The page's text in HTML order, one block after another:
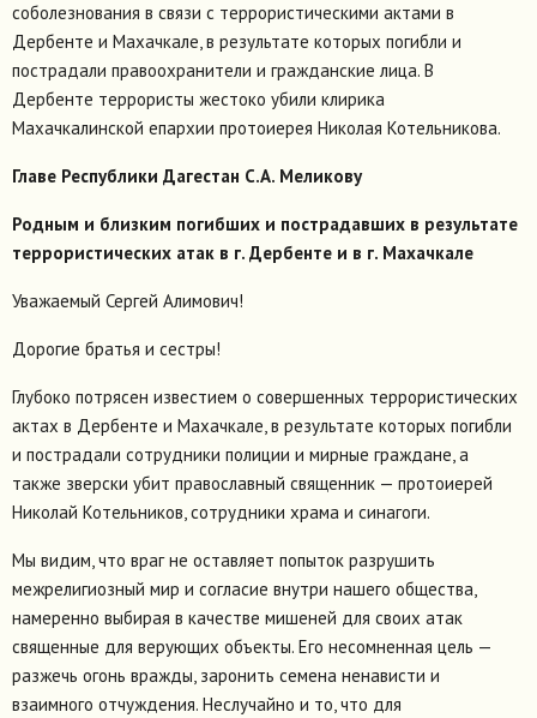
соболезнования в связи с террористическими актами в
Дербенте и Махачкале, в результате которых погибли и
пострадали правоохранители и гражданские лица. В
Дербенте террористы жестоко убили клирика
Махачкалинской епархии протоиерея Николая Котельникова.
Главе Республики Дагестан С.А. Меликову
Родным и близким погибших и пострадавших в результате
террористических атак в г. Дербенте и в г. Махачкале
Уважаемый Сергей Алимович!
Дорогие братья и сестры!
Глубоко потрясен известием о совершенных террористических
актах в Дербенте и Махачкале, в результате которых погибли
и пострадали сотрудники полиции и мирные граждане, а
также зверски убит православный священник — протоиерей
Николай Котельников, сотрудники храма и синагоги.
Мы видим, что враг не оставляет попыток разрушить
межрелигиозный мир и согласие внутри нашего общества,
намеренно выбирая в качестве мишеней для своих атак
священные для верующих объекты. Его несомненная цель —
разжечь огонь вражды, заронить семена ненависти и
взаимного отчуждения. Неслучайно и то, что для